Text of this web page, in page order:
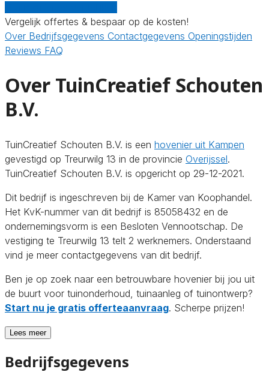
Vergelijk offertes & bespaar op de kosten!
Over Bedrijfsgegevens Contactgegevens Openingstijden
Reviews FAQ
Over TuinCreatief Schouten
B.V.
TuinCreatief Schouten B.V. is een hovenier uit Kampen
gevestigd op Treurwilg 13 in de provincie Overijssel.
TuinCreatief Schouten B.V. is opgericht op 29-12-2021.
Dit bedrijf is ingeschreven bij de Kamer van Koophandel.
Het KvK-nummer van dit bedrijf is 85058432 en de
ondernemingsvorm is een Besloten Vennootschap. De
vestiging te Treurwilg 13 telt 2 werknemers. Onderstaand
vind je meer contactgegevens van dit bedrijf.
Ben je op zoek naar een betrouwbare hovenier bij jou uit
de buurt voor tuinonderhoud, tuinaanleg of tuinontwerp?
Start nu je gratis offerteaanvraag. Scherpe prijzen!
Lees meer
Bedrijfsgegevens